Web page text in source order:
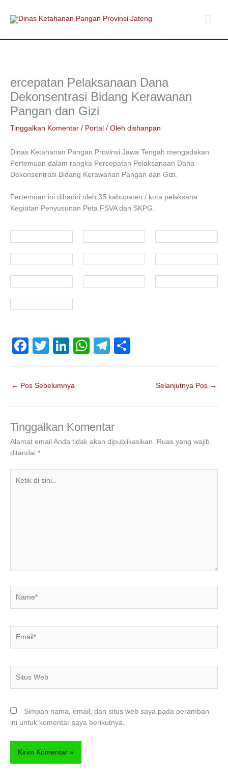
ercepatan Pelaksanaan Dana
Dekonsentrasi Bidang Kerawanan
Pangan dan Gizi
Tinggalkan Komentar / Portal / Oleh dishanpan
Dinas Ketahanan Pangan Provinsi Jawa Tengah mengadakan
Pertemuan dalam rangka Percepatan Pelaksanaan Dana
Dekonsentrasi Bidang Kerawanan Pangan dan Gizi.
Pertemuan ini dihadiri oleh 35 kabupaten / kota pelaksana
Kegiatan Penyusunan Peta FSVA dan SKPG.
F
a
c
e
o
o
k
T
wi
tt
er
Li
n
e
n
W
h
p
p
T
el
m
h
← Pos Sebelumnya Selanjutnya Pos →
Tinggalkan Komentar
Alamat email Anda tidak akan dipublikasikan.
Ruas yang wajib
ditandai *
Web
Simpan nama, email, dan situs web saya pada peramban
ini untuk komentar saya berikutnya.